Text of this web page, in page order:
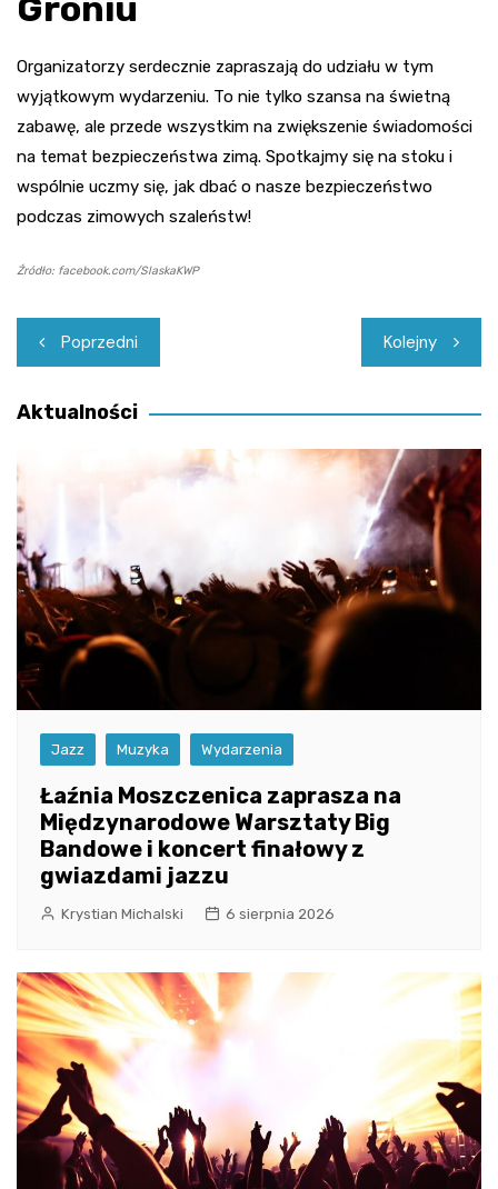
Groniu
Organizatorzy serdecznie zapraszają do udziału w tym
wyjątkowym wydarzeniu. To nie tylko szansa na świetną
zabawę, ale przede wszystkim na zwiększenie świadomości
na temat bezpieczeństwa zimą. Spotkajmy się na stoku i
wspólnie uczmy się, jak dbać o nasze bezpieczeństwo
podczas zimowych szaleństw!
Źródło: facebook.com/SlaskaKWP
Nawigacja
wpisu
Poprzedni Kolejny
Aktualności
Jazz Muzyka Wydarzenia
Łaźnia Moszczenica zaprasza na
Międzynarodowe Warsztaty Big
Bandowe i koncert finałowy z
gwiazdami jazzu
Krystian Michalski 6 sierpnia 2026